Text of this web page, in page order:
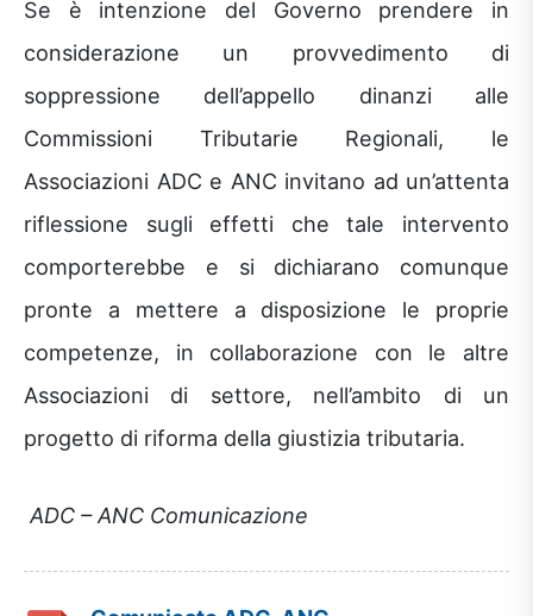
Se è intenzione del Governo prendere in
considerazione un provvedimento di
soppressione dell’appello dinanzi alle
Commissioni Tributarie Regionali, le
Associazioni ADC e ANC invitano ad un’attenta
riflessione sugli effetti che tale intervento
comporterebbe e si dichiarano comunque
pronte a mettere a disposizione le proprie
competenze, in collaborazione con le altre
Associazioni di settore, nell’ambito di un
progetto di riforma della giustizia tributaria.
ADC – ANC Comunicazione